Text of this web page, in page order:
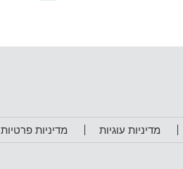
מדיניות עוגיות מדיניות פרטיות